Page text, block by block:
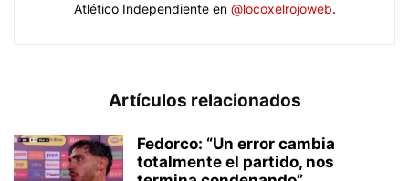
Atlético Independiente en @locoxelrojoweb.
Artículos relacionados
Fedorco: “Un error cambia
totalmente el partido, nos